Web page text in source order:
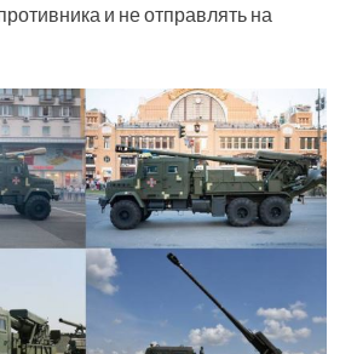
и не отправлять на